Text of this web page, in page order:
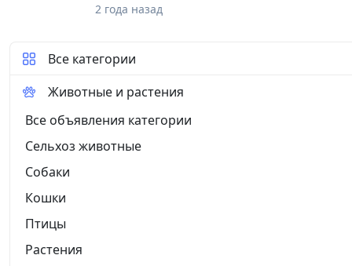
2 года назад
Все категории
Животные и растения
Все объявления категории
Сельхоз животные
Собаки
Кошки
Птицы
Растения